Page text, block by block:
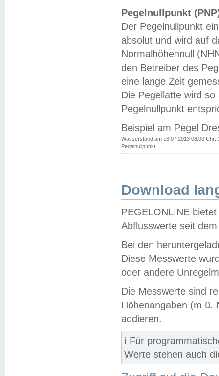
Pegelnullpunkt
Der Pegelnullpunkt
absolut und wird auf
Normalhöhennull
den Betreiber des
eine lange Zeit
Die Pegellatte wird
Pegelnullpunkt
Beispiel am Pegel
Wasserstand am 16.07.2013 08:00 Uhr:
Pegelnullpunkt
Download
PEGELONLINE
Abflusswerte seit
Bei den
Diese Messwerte
oder andere
Die Messwerte sind
Höhenangaben (m ü.
addieren.
ℹ️ Für
Werte stehen auch